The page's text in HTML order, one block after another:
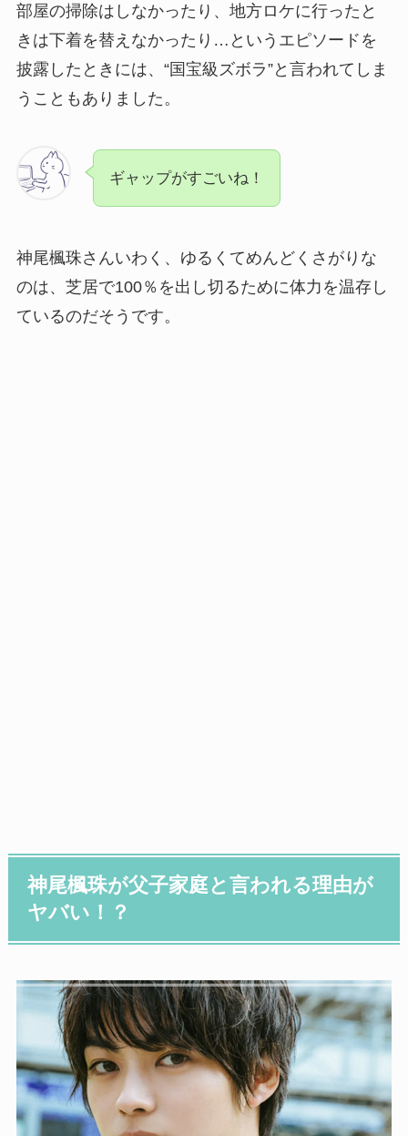
部屋の掃除はしなかったり、地方ロケに行ったと
きは下着を替えなかったり…というエピソードを
披露したときには、“国宝級ズボラ”と言われてしま
うこともありました。
ギャップがすごいね！
神尾楓珠さんいわく、ゆるくてめんどくさがりな
のは、芝居で100％を出し切るために体力を温存し
ているのだそうです。
神尾楓珠が父子家庭と言われる理由が
ヤバい！？